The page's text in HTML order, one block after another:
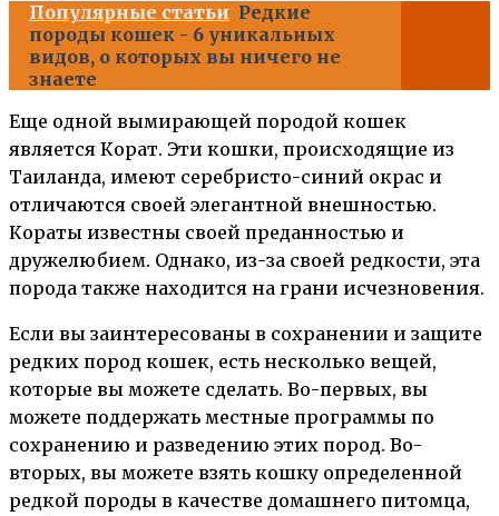
Популярные статьи Редкие
породы кошек - 6 уникальных
видов, о которых вы ничего не
знаете
Еще одной вымирающей породой кошек
является Корат. Эти кошки, происходящие из
Таиланда, имеют серебристо-синий окрас и
отличаются своей элегантной внешностью.
Кораты известны своей преданностью и
дружелюбием. Однако, из-за своей редкости, эта
порода также находится на грани исчезновения.
Если вы заинтересованы в сохранении и защите
редких пород кошек, есть несколько вещей,
которые вы можете сделать. Во-первых, вы
можете поддержать местные программы по
сохранению и разведению этих пород. Во-
вторых, вы можете взять кошку определенной
редкой породы в качестве домашнего питомца,